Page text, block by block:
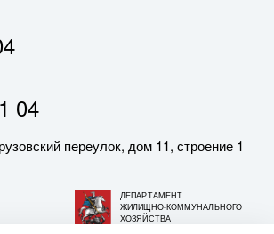
04
переулок, дом 11, строение 1
ДЕПАРТАМЕНТ
ЖИЛИЩНО-КОММУНАЛЬНОГО
ХОЗЯЙСТВА